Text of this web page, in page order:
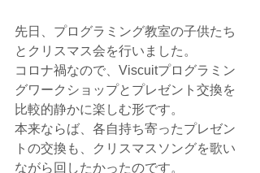
先日、プログラミング教室の子供たち
とクリスマス会を行いました。
コロナ禍なので、Viscuitプログラミン
グワークショップとプレゼント交換を
比較的静かに楽しむ形です。
本来ならば、各自持ち寄ったプレゼン
トの交換も、クリスマスソングを歌い
ながら回したかったのです。